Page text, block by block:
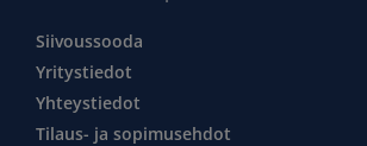
Siivoussooda
Yritystiedot
Yhteystiedot
Tilaus- ja sopimusehdot